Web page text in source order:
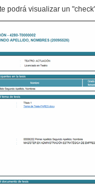
podrá visualizar un